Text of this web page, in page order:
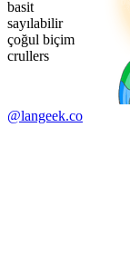
basit
sayılabilir
çoğul biçim
crullers
@langeek.co